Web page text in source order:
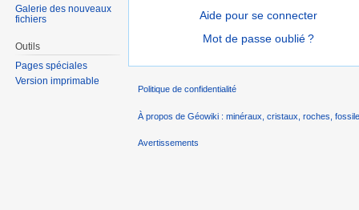
Aide pour se connecter
Mot de passe oublié ?
Galerie des nouveaux
fichiers
Outils
Pages spéciales
Version imprimable
Politique de confidentialité
À propos de Géowiki : minéraux, cristaux, roches,
Avertissements